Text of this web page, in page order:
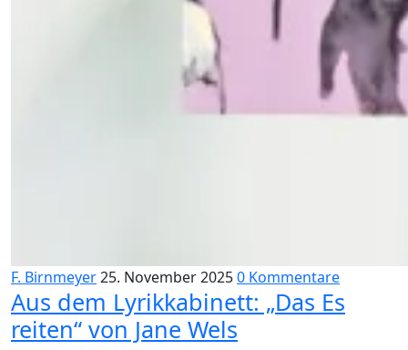
F. Birnmeyer25. November 20250 Kommentare
Aus dem Lyrikkabinett: „Das Es
reiten“ von Jane Wels